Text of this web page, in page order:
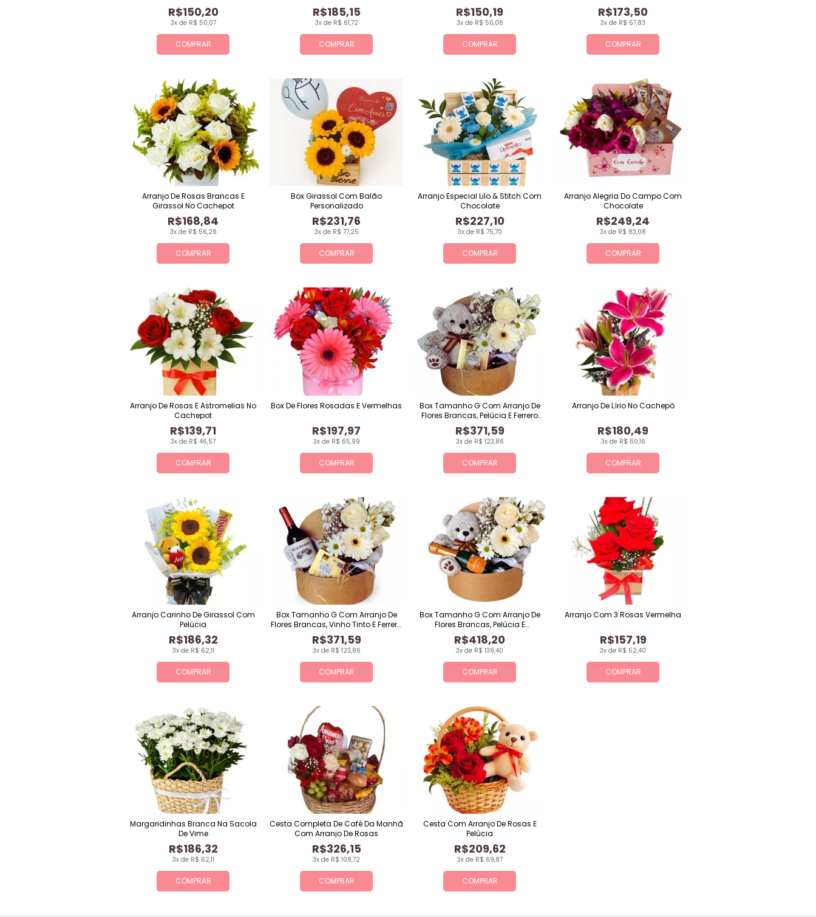
COMPRAR
3x de R$ 50,07
R$150,20
COMPRAR
3x de R$ 61,72
R$185,15
COMPRAR
3x de R$ 50,06
R$150,19
COMPRAR
3x de R$ 57,83
R$173,50
COMPRAR
3x de R$ 56,28
R$168,84
Arranjo De Rosas Brancas E
Girassol No Cachepot
COMPRAR
3x de R$ 77,25
R$231,76
Box Girassol Com Balão
Personalizado
COMPRAR
3x de R$ 75,70
R$227,10
Arranjo Especial Lilo & Stitch Com
Chocolate
COMPRAR
3x de R$ 83,08
R$249,24
Arranjo Alegria Do Campo Com
Chocolate
COMPRAR
3x de R$ 46,57
R$139,71
Arranjo De Rosas E Astromelias No
Cachepot
COMPRAR
3x de R$ 65,99
R$197,97
Box De Flores Rosadas E Vermelhas
COMPRAR
3x de R$ 123,86
R$371,59
Box Tamanho G Com Arranjo De
Flores Brancas, Pelúcia E Ferrero
Rocher De 4 Unidades
COMPRAR
3x de R$ 60,16
R$180,49
Arranjo De Lírio No Cachepô
COMPRAR
3x de R$ 62,11
R$186,32
Arranjo Carinho De Girassol Com
Pelúcia
COMPRAR
3x de R$ 123,86
R$371,59
Box Tamanho G Com Arranjo De
Flores Brancas, Vinho Tinto E Ferrero
Rocher De 4 Unidades
COMPRAR
3x de R$ 139,40
R$418,20
Box Tamanho G Com Arranjo De
Flores Brancas, Pelúcia E
Espumante
COMPRAR
3x de R$ 52,40
R$157,19
Arranjo Com 3 Rosas Vermelha
COMPRAR
3x de R$ 62,11
R$186,32
Margaridinhas Branca Na Sacola
De Vime
COMPRAR
3x de R$ 108,72
R$326,15
Cesta Completa De Café Da Manhã
Com Arranjo De Rosas
COMPRAR
3x de R$ 69,87
R$209,62
Cesta Com Arranjo De Rosas E
Pelúcia